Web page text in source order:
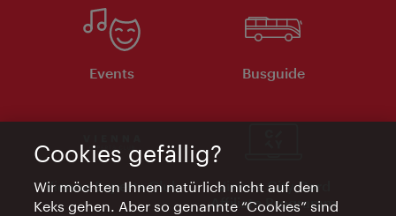
Events Busguide
Vienna Experts Club
Vienna City Card
Affiliate Programm
Cookies gefällig?
Wir möchten Ihnen natürlich nicht auf den
Keks gehen. Aber so genannte “Cookies” sind